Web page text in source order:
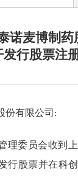
诺麦博制
发行股票注
份有限公司 :
理委员会收到
行股票并在科